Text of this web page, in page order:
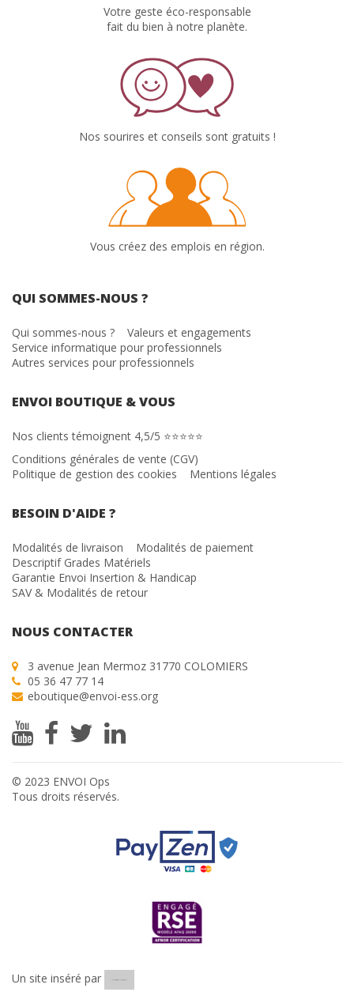
Votre geste éco-responsable
fait du bien à notre planète.
Nos sourires et conseils sont gratuits !
Vous créez des emplois en région.
QUI SOMMES-NOUS ?
Qui sommes-nous ?
Valeurs et engagements
Service informatique pour professionnels
Autres services pour professionnels
ENVOI BOUTIQUE & VOUS
Nos clients témoignent 4,5/5 ⭐⭐⭐⭐⭐
Conditions générales de vente (CGV)
Politique de gestion des cookies
Mentions légales
BESOIN D'AIDE ?
Modalités de livraison
Modalités de paiement
Descriptif Grades Matériels
Garantie Envoi Insertion & Handicap
SAV & Modalités de retour
NOUS CONTACTER
3 avenue Jean Mermoz 31770 COLOMIERS
05 36 47 77 14
eboutique@envoi-ess.org
© 2023 ENVOI Ops
Tous droits réservés.
Un site inséré par